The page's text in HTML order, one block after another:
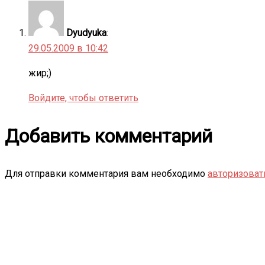
Dyudyuka:
29.05.2009 в 10:42
жир;)
Войдите, чтобы ответить
Добавить комментарий
Для отправки комментария вам необходимо